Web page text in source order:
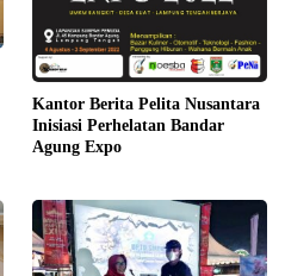
Kantor Berita Pelita Nusantara
Inisiasi Perhelatan Bandar
Agung Expo